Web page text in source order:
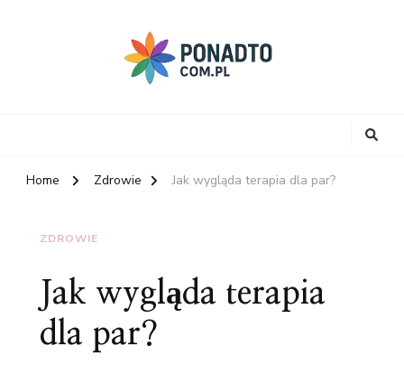
Home Zdrowie Jak wygląda terapia dla par?
ZDROWIE
Jak wygląda terapia
dla par?